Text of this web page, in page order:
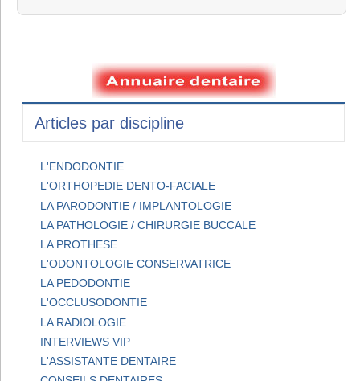
Articles par discipline
L'ENDODONTIE
L'ORTHOPEDIE DENTO-FACIALE
LA PARODONTIE / IMPLANTOLOGIE
LA PATHOLOGIE / CHIRURGIE BUCCALE
LA PROTHESE
L'ODONTOLOGIE CONSERVATRICE
LA PEDODONTIE
L'OCCLUSODONTIE
LA RADIOLOGIE
INTERVIEWS VIP
L'ASSISTANTE DENTAIRE